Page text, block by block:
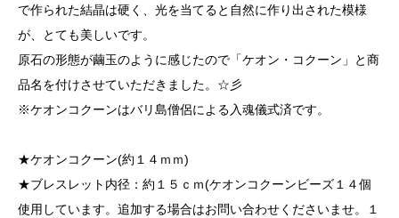
で作られた結晶は硬く、光を当てると自然に作り出された模様
が、とても美しいです。
原石の形態が繭玉のように感じたので「ケオン・コクーン」と商
品名を付けさせていただきました。☆彡
※ケオンコクーンはバリ島僧侶による入魂儀式済です。
★ケオンコクーン(約１４ｍｍ)
★ブレスレット内径：約１５ｃｍ(ケオンコクーンビーズ１４個
使用しています。追加する場合はお問い合わせくださいませ。１